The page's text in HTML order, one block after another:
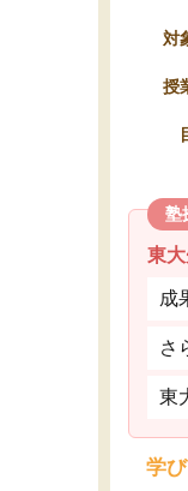
対
授
塾
東
成
さ
東
学